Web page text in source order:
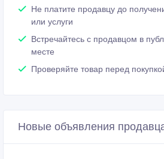
Не платите продавцу до
или услуги
Встречайтесь с продавцом в
месте
Проверяйте товар перед
Новые объявления